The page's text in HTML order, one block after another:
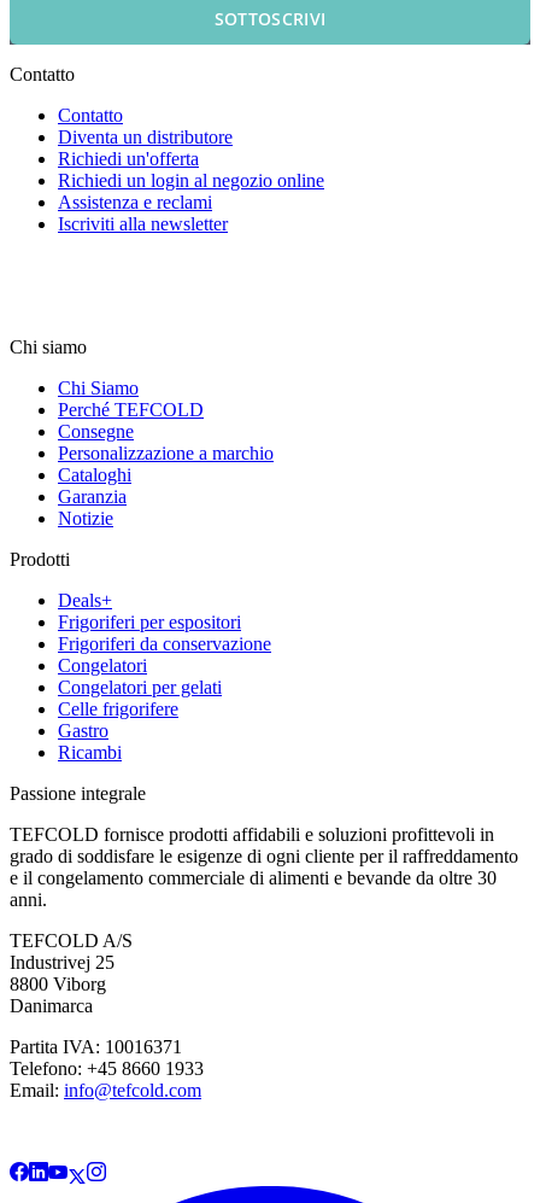
SOTTOSCRIVI
Contatto
Contatto
Diventa un distributore
Richiedi un'offerta
Richiedi un login al negozio online
Assistenza e reclami
Iscriviti alla newsletter
Chi siamo
Chi Siamo
Perché TEFCOLD
Consegne
Personalizzazione a marchio
Cataloghi
Garanzia
Notizie
Prodotti
Deals+
Frigoriferi per espositori
Frigoriferi da conservazione
Congelatori
Congelatori per gelati
Celle frigorifere
Gastro
Ricambi
Passione integrale
TEFCOLD fornisce prodotti affidabili e soluzioni profittevoli in
grado di soddisfare le esigenze di ogni cliente per il raffreddamento
e il congelamento commerciale di alimenti e bevande da oltre 30
anni.
TEFCOLD A/S
Industrivej 25
8800 Viborg
Danimarca
Partita IVA: 10016371
Telefono: +45 8660 1933
Email: info@tefcold.com